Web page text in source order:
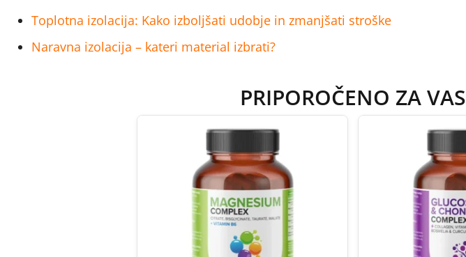
Toplotna izolacija: Kako izboljšati udobje in zmanjšati stroške
Naravna izolacija – kateri material izbrati?
PRIPOROČENO ZA VAS